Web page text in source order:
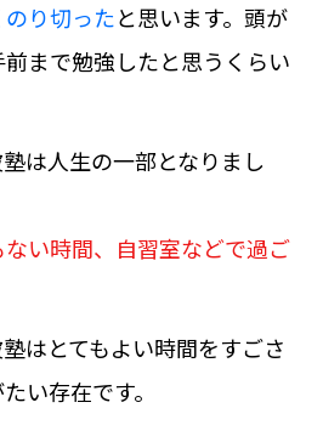
り切ったと思います。頭が
まで勉強したと思うくらい
は人生の一部となりまし
い時間、自習室などで過ご
はとてもよい時間をすごさ
い存在です。